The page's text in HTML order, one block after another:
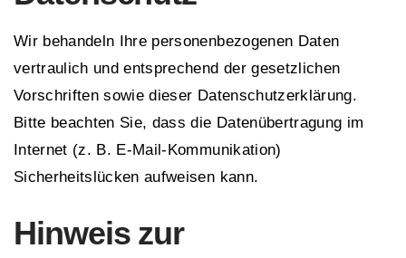
Wir behandeln Ihre personenbezogenen Daten
vertraulich und entsprechend der gesetzlichen
Vorschriften sowie dieser Datenschutzerklärung.
Bitte beachten Sie, dass die Datenübertragung im
Internet (z. B. E-Mail-Kommunikation)
Sicherheitslücken aufweisen kann.
Hinweis zur